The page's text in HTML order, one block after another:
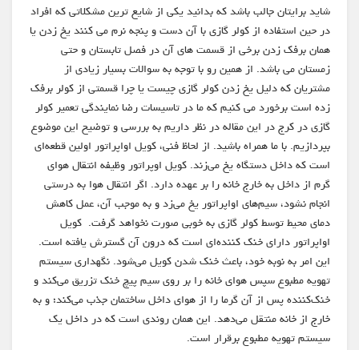
شاید برایتان جالب باشد که بدانید یکی از شایع ترین مشکلاتی که افراد
در حین استفاده از کولر گازی با آن دست و پنجه نرم می کنند یخ زدن یا
همان برفک زدن برخی از قسمت های آن در فصل تابستان و حتی
زمستان می باشد. از همین رو با توجه به سوالات بسیار زیادی از
مشتریان که دلیل یخ زدن کولر گازی چیست یا چرا قسمتی از کولر برفک
زده است برخورد می کنیم که ما در تاسیسات رضا نمایندگی تعمیر کولر
گازی در کرج در این مقاله در نظر داریم به بررسی و توضیح این موضوع
بپردازیم. با ما همراه باشید. از لحاظ فنی، کویل اواپراتور اولین قطعه‌ای
است که داخل دستگاه یخ می‌زند. کویل اوپراتور وظیفه انتقال هوای
گرم از داخل به خارج خانه را بر عهده دارد. اگر انتقال هوا به درستی
انجام نشود، سیم‌های اواپراتور یخ می‌زد و به موجب آن، عمل کاهش
دمای محیط توسط کولر گازی به خوبی صورت نخواهد گرفت. کویل
اواپراتور دارای خنک کننده‌ای است که درون آن گسترش یافته است.
این امر به نوبه خود، باعث خنک شدن کویل می‌شود. نگهداری سیستم
تهویه مطبوع سپس هوای خانه را بر روی سیم پیچ خنک تزریق می‌کند و
خنک‌کننده پس از آن گرما را از هوای داخل ساختمان جذب می‌کند؛ و به
خارج از خانه منتقل می‌دهد. این همان روندی است که در داخل یک
سیستم تهویه مطبوع برقرار است.